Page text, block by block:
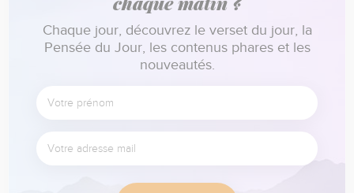
Chaque jour, découvrez le verset du jour, la
Pensée du Jour, les contenus phares et les
nouveautés.